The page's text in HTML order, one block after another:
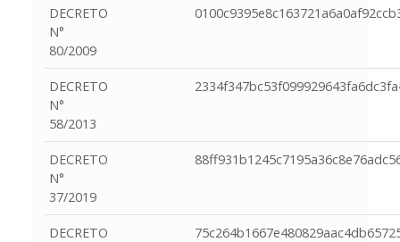
DECRETO
N°
80/2009
DECRETO
N°
58/2013
DECRETO
N°
37/2019
DECRETO